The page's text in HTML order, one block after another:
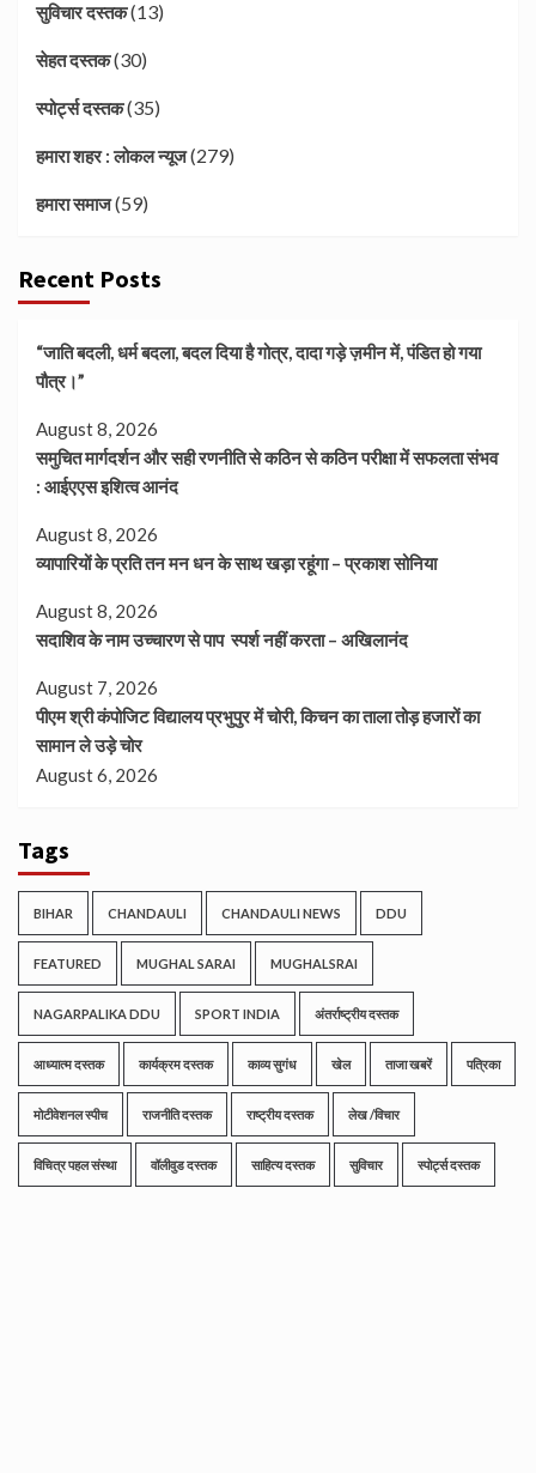
सुविचार दस्तक(13)
सेहत दस्तक(30)
स्पोर्ट्स दस्तक(35)
हमारा शहर : लोकल न्यूज(279)
हमारा समाज(59)
Recent Posts
“जाति बदली, धर्म बदला, बदल दिया है गोत्र, दादा गड़े ज़मीन में, पंडित हो गया
पौत्र।”
August 8, 2026
समुचित मार्गदर्शन और सही रणनीति से कठिन से कठिन परीक्षा में सफलता संभव
: आईएएस इशित्व आनंद
August 8, 2026
व्यापारियों के प्रति तन मन धन के साथ खड़ा रहूंगा – प्रकाश सोनिया
August 8, 2026
सदाशिव के नाम उच्चारण से पाप स्पर्श नहीं करता – अखिलानंद
August 7, 2026
पीएम श्री कंपोजिट विद्यालय प्रभुपुर में चोरी, किचन का ताला तोड़ हजारों का
सामान ले उड़े चोर
August 6, 2026
Tags
BIHAR CHANDAULI CHANDAULI NEWS DDU
FEATURED MUGHAL SARAI MUGHALSRAI
NAGARPALIKA DDU SPORT INDIA अंतर्राष्ट्रीय दस्तक
आध्यात्म दस्तक कार्यक्रम दस्तक काव्य सुगंध खेल ताजा खबरें पत्रिका
मोटीवेशनल स्पीच राजनीति दस्तक राष्ट्रीय दस्तक लेख /विचार
विचित्र पहल संस्था वॉलीवुड दस्तक साहित्य दस्तक सुविचार स्पोर्ट्स दस्तक